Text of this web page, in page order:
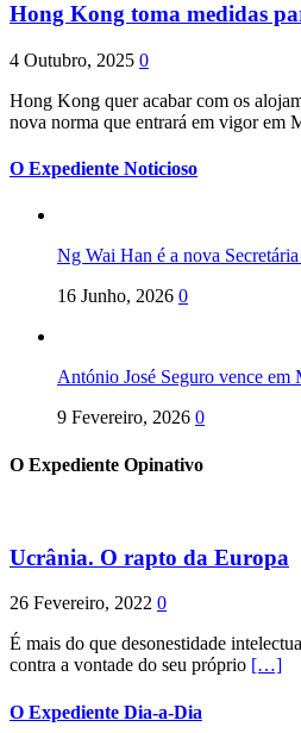
Hong Kong toma medidas
4 Outubro, 2025 0
Hong Kong quer acabar com os
nova norma que entrará em vigor em
O Expediente Noticioso
Ng Wai Han é a nova
16 Junho, 2026 0
António José Seguro vence em
9 Fevereiro, 2026 0
O Expediente Opinativo
Ucrânia. O rapto da Europa
26 Fevereiro, 2022 0
É mais do que desonestidade
contra a vontade do seu próprio […]
O Expediente Dia-a-Dia